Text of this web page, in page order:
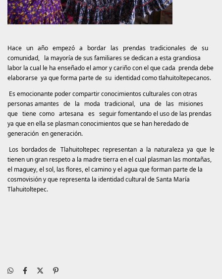
Hace un año empezó a bordar las prendas tradicionales de su
comunidad, la mayoría de sus familiares se dedican a esta grandiosa
labor la cual le ha enseñado el amor y cariño con el que cada prenda debe
elaborarse ya que forma parte de su identidad como tlahuitoltepecanos.
Es emocionante poder compartir conocimientos culturales con otras
personas amantes de la moda tradicional, una de las misiones
que tiene como artesana es seguir fomentando el uso de las prendas
ya que en ella se plasman conocimientos que se han heredado de
generación en generación.
Los bordados de Tlahuitoltepec representan a la naturaleza ya que le
tienen un gran respeto a la madre tierra en el cual plasman las montañas,
el maguey, el sol, las flores, el camino y el agua que forman parte de la
cosmovisión y que representa la identidad cultural de Santa María
Tlahuitoltepec.